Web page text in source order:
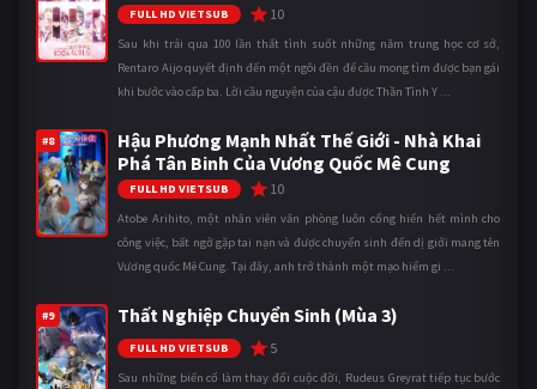
FULL HD VIETSUB 10
Sau khi trải qua 100 lần thất tình suốt những năm trung học cơ sở,
Rentaro Aijo quyết định đến một ngôi đền để cầu mong tìm được bạn gái
khi bước vào cấp ba. Lời cầu nguyện của cậu được Thần Tình Y ...
#8
Hậu Phương Mạnh Nhất Thế Giới - Nhà Khai
Phá Tân Binh Của Vương Quốc Mê Cung
FULL HD VIETSUB 10
Atobe Arihito, một nhân viên văn phòng luôn cống hiến hết mình cho
công việc, bất ngờ gặp tai nạn và được chuyển sinh đến dị giới mang tên
Vương quốc Mê Cung. Tại đây, anh trở thành một mạo hiểm gi ...
#9 Thất Nghiệp Chuyển Sinh (Mùa 3)
FULL HD VIETSUB 5
Sau những biến cố làm thay đổi cuộc đời, Rudeus Greyrat tiếp tục bước